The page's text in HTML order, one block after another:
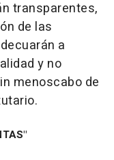
transparentes,
de las
a
y no
menoscabo de